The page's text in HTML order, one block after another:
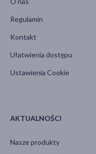
Regulamin
Kontakt
Ułatwienia dostępu
Ustawienia Cookie
AKTUALNOŚCI
Nasze produkty